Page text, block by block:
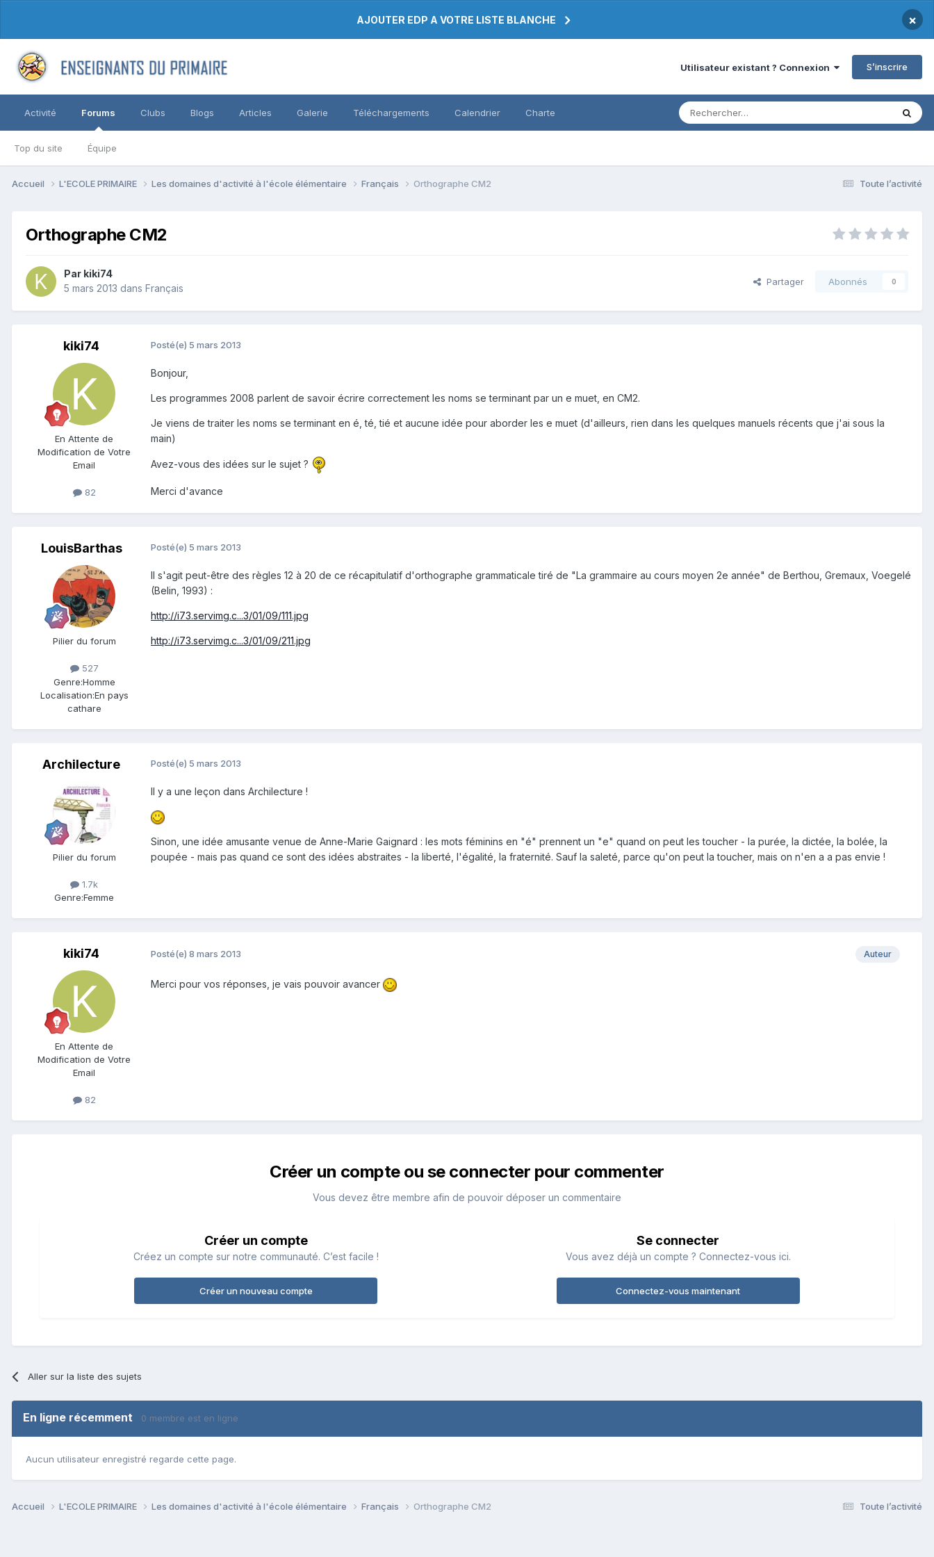
AJOUTER EDP A VOTRE LISTE BLANCHE ×
Utilisateur existant ? Connexion S’inscrire
Activité Forums
Top du site Équipe
Clubs Blogs Articles Galerie Téléchargements Calendrier Charte
Toute l’activité
Accueil L'ECOLE PRIMAIRE Les domaines d'activité à l'école élémentaire Français Orthographe CM2
Orthographe CM2
Par kiki74
5 mars 2013 dans Français
Partager Abonnés 0
kiki74
En Attente de
Modification de Votre
Email
82
Posté(e) 5 mars 2013
Bonjour,
Les programmes 2008 parlent de savoir écrire correctement les noms se terminant par un e muet, en CM2.
Je viens de traiter les noms se terminant en é, té, tié et aucune idée pour aborder les e muet (d'ailleurs, rien dans les quelques manuels récents que j'ai sous la
main)
Avez-vous des idées sur le sujet ?
Merci d'avance
LouisBarthas
Pilier du forum
527
Genre:Homme
Localisation:En pays
cathare
Posté(e) 5 mars 2013
Il s'agit peut-être des règles 12 à 20 de ce récapitulatif d'orthographe grammaticale tiré de "La grammaire au cours moyen 2e année" de Berthou, Gremaux, Voegelé
(Belin, 1993) :
http://i73.servimg.c...3/01/09/111.jpg
http://i73.servimg.c...3/01/09/211.jpg
Archilecture
Pilier du forum
1.7k
Genre:Femme
Posté(e) 5 mars 2013
Il y a une leçon dans Archilecture !
Sinon, une idée amusante venue de Anne-Marie Gaignard : les mots féminins en "é" prennent un "e" quand on peut les toucher - la purée, la dictée, la bolée, la
poupée - mais pas quand ce sont des idées abstraites - la liberté, l'égalité, la fraternité. Sauf la saleté, parce qu'on peut la toucher, mais on n'en a a pas envie !
kiki74
En Attente de
Modification de Votre
Email
82
Auteur
Posté(e) 8 mars 2013
Merci pour vos réponses, je vais pouvoir avancer
Créer un compte ou se connecter pour commenter
Vous devez être membre afin de pouvoir déposer un commentaire
Créer un compte
Créez un compte sur notre communauté. C’est facile !
Créer un nouveau compte
Se connecter
Vous avez déjà un compte ? Connectez-vous ici.
Connectez-vous maintenant
Aller sur la liste des sujets
En ligne récemment 0 membre est en ligne
Aucun utilisateur enregistré regarde cette page.
Toute l’activité
Accueil L'ECOLE PRIMAIRE Les domaines d'activité à l'école élémentaire Français Orthographe CM2